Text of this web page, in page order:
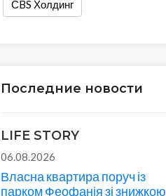
СBS Холдинг
Последние новости
LIFE STORY
06.08.2026
Власна квартира поруч із
парком Феофанія зі знижкою